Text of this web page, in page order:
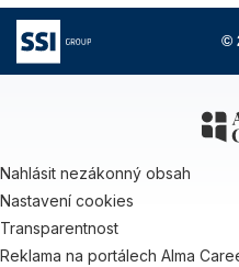
©
Nahlásit nezákonný obsah
Nastavení cookies
Transparentnost
Reklama na portálech Alma